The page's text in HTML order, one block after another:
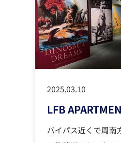
2025.03.10
LFB
バイパス近くで周南